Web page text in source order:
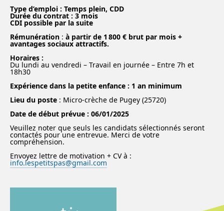
Type d’emploi : Temps plein, CDD
Durée du contrat : 3 mois
CDI possible par la suite
Rémunération : à partir de 1 800 € brut par mois +
avantages sociaux attractifs.
Horaires :
Du lundi au vendredi – Travail en journée – Entre 7h et
18h30
Expérience dans la petite enfance : 1 an minimum
Lieu du poste : Micro-crèche de Pugey (25720)
Date de début prévue : 06/01/2025
Veuillez noter que seuls les candidats sélectionnés seront
contactés pour une entrevue. Merci de votre
compréhension.
Envoyez lettre de motivation + CV à :
info.lespetitspas@gmail.com